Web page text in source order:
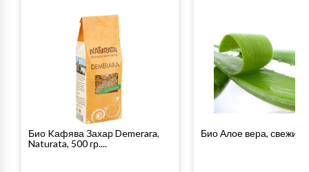
Био Kафява Захар Demerara,
Naturata, 500 гр....
Био Алое вера, свежи